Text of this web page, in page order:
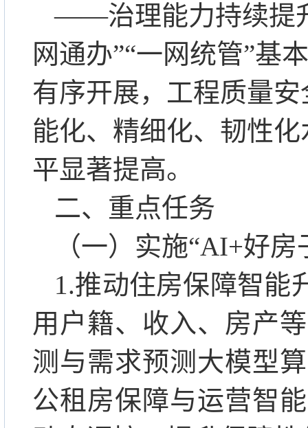
——治理能力持续提
网通办”“一网统管”基
有序开展，工程质量
能化、精细化、韧性
平显著提高。
二、重点任务
（一）实施“AI+好房
1.推动住房保障智能
用户籍、收入、房产
测与需求预测大模型
公租房保障与运营智